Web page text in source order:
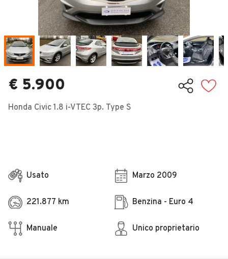
Camper
Veicoli Commerciali
Concessionari
€ 5.900
Honda Civic 1.8 i-VTEC 3p. Type S
Usato Marzo 2009
221.877 km Benzina - Euro 4
Manuale Unico proprietario